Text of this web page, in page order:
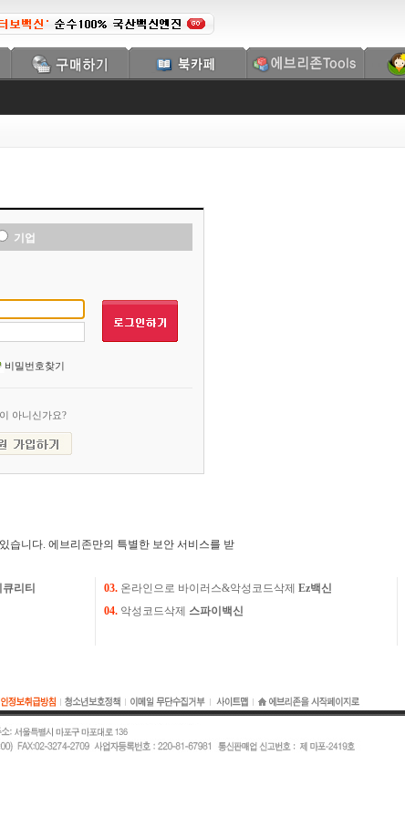
기업
비밀번호찾기
아니신가요?
습니다. 에브리존만의 특별한 보안 서비스를 받
리티 03. 온라인으로 바이러스&악성코드삭제 Ez백신
04. 악성코드삭제 스파이백신